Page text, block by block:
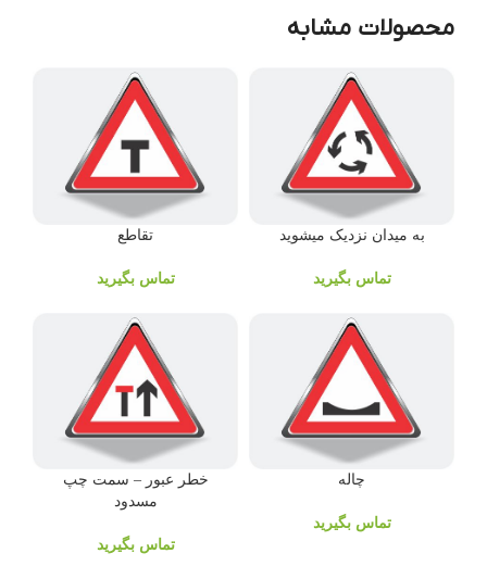
محصولات مشابه
به میدان نزدیک میشوید
تماس بگیرید
تقاطع
تماس بگیرید
چاله
تماس بگیرید
خطر عبور – سمت چپ
مسدود
تماس بگیرید